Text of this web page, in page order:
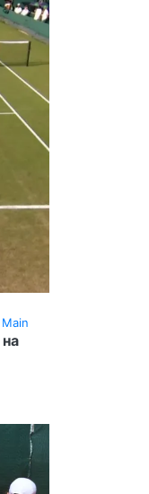
Main